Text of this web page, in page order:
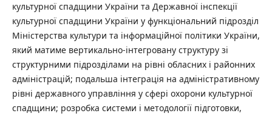
культурної спадщини України та Державної інспекції
культурної спадщини України у функціональний підрозділ
Міністерства культури та інформаційної політики України,
який матиме вертикально-інтегровану структуру зі
структурними підрозділами на рівні обласних і районних
адміністрацій; подальша інтеграція на адміністративному
рівні державного управління у сфері охорони культурної
спадщини; розробка системи і методології підготовки,